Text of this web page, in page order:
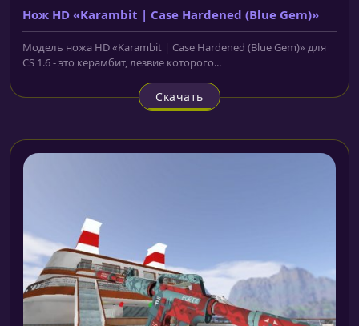
Нож HD «Karambit | Case Hardened (Blue Gem)»
Модель ножа HD «Karambit | Case Hardened (Blue Gem)» для
CS 1.6 - это керамбит, лезвие которого...
Скачать